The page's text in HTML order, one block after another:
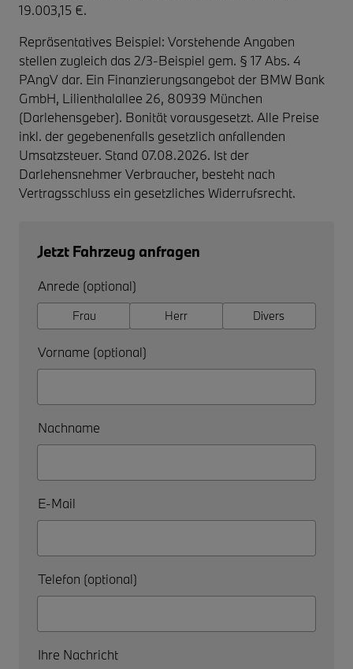
19.003,15 €.
Repräsentatives Beispiel: Vorstehende Angaben
stellen zugleich das 2/3-Beispiel gem. § 17 Abs. 4
PAngV dar. Ein Finanzierungsangebot der BMW Bank
GmbH, Lilienthalallee 26, 80939 München
(Darlehensgeber). Bonität vorausgesetzt. Alle Preise
inkl. der gegebenenfalls gesetzlich anfallenden
Umsatzsteuer. Stand 07.08.2026. Ist der
Darlehensnehmer Verbraucher, besteht nach
Vertragsschluss ein gesetzliches Widerrufsrecht.
Jetzt Fahrzeug anfragen
Anrede (optional)
Frau Herr Divers
Vorname (optional)
Nachname
E-Mail
Telefon (optional)
Ihre Nachricht